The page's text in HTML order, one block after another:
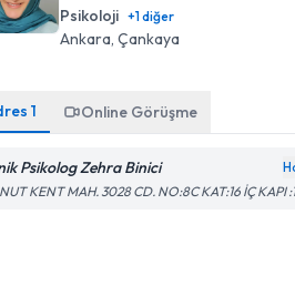
Psikoloji +1diğer
Ankara , Çankaya
1 Online Görüşme
Psikolog Zehra Binici
KENT MAH. 3028 CD. NO:8C KAT:16 İÇ KAPI